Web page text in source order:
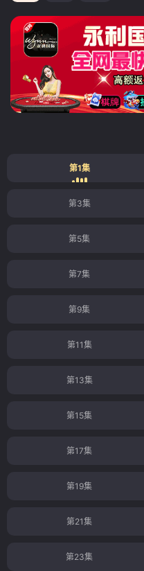
第1集
第3集
第5集
第7集
第9集
第11集
第13集
第15集
第17集
第19集
第21集
第23集